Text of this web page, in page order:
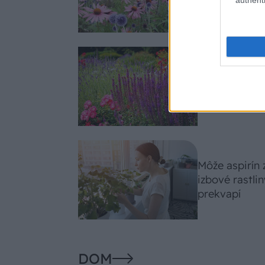
slnko svieti
fialových
Môže
izbové
prekvapí
DOM